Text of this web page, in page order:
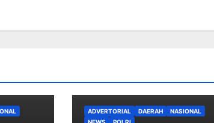
ADVERTORIAL DAERAH
NASIONAL